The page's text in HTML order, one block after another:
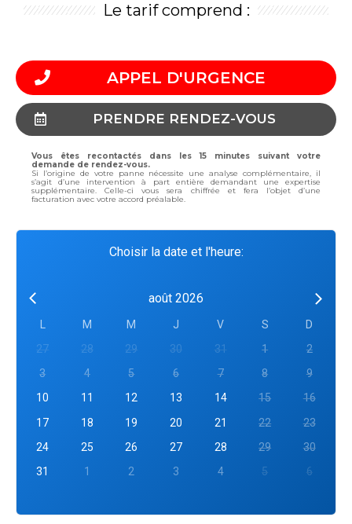
Le tarif comprend :
APPEL D'URGENCE
PRENDRE RENDEZ-VOUS
Vous êtes recontactés dans les 15 minutes suivant votre
demande de rendez-vous.
Si l’origine de votre panne nécessite une analyse complémentaire, il
s’agit d’une intervention à part entière demandant une expertise
supplémentaire. Celle-ci vous sera chiffrée et fera l’objet d’une
facturation avec votre accord préalable.
Choisir la date et l'heure:
août 2026
M M J V S
D
27
28 29 30 31 1
2
3
4 5 6 7 8
9
10
11 12 13 14 15
16
17
18 19 20 21 22
23
24
25 26 27 28 29
30
31
1 2 3 4 5 6